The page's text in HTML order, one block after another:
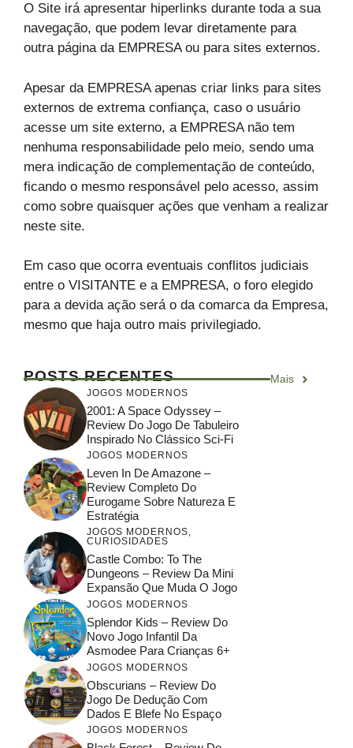
O Site irá apresentar hiperlinks durante toda a sua
navegação, que podem levar diretamente para
outra página da EMPRESA ou para sites externos.
Apesar da EMPRESA apenas criar links para sites
externos de extrema confiança, caso o usuário
acesse um site externo, a EMPRESA não tem
nenhuma responsabilidade pelo meio, sendo uma
mera indicação de complementação de conteúdo,
ficando o mesmo responsável pelo acesso, assim
como sobre quaisquer ações que venham a realizar
neste site.
Em caso que ocorra eventuais conflitos judiciais
entre o VISITANTE e a EMPRESA, o foro elegido
para a devida ação será o da comarca da Empresa,
mesmo que haja outro mais privilegiado.
POSTS RECENTES Mais
JOGOS MODERNOS
2001: A Space Odyssey –
Review Do Jogo De Tabuleiro
Inspirado No Clássico Sci-Fi
JOGOS MODERNOS
Leven In De Amazone –
Review Completo Do
Eurogame Sobre Natureza E
Estratégia
JOGOS MODERNOS,
CURIOSIDADES
Castle Combo: To The
Dungeons – Review Da Mini
Expansão Que Muda O Jogo
JOGOS MODERNOS
Splendor Kids – Review Do
Novo Jogo Infantil Da
Asmodee Para Crianças 6+
JOGOS MODERNOS
Obscurians – Review Do
Jogo De Dedução Com
Dados E Blefe No Espaço
JOGOS MODERNOS